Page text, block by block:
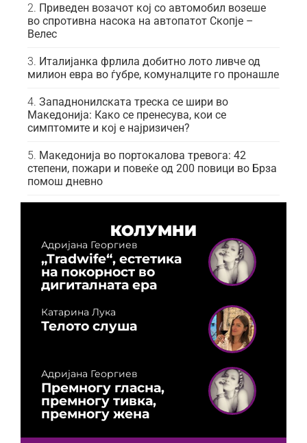
Приведен возачот кој со автомобил возеше
во спротивна насока на автопатот Скопје –
Велес
Италијанка фрлила добитно лото ливче од
милион евра во ѓубре, комуналците го пронашле
Западнонилската треска се шири во
Македонија: Како се пренесува, кои се
симптомите и кој е најризичен?
Македонија во портокалова тревога: 42
степени, пожари и повеќе од 200 повици во Брза
помош дневно
КОЛУМНИ
Адријана Георгиев
„Tradwife“, естетика
на покорност во
дигиталната ера
Катарина Лука
Телото слуша
Адријана Георгиев
Премногу гласна,
премногу тивка,
премногу жена